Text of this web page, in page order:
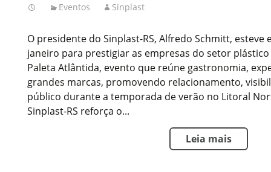
Eventos Sinplast
O presidente do Sinplast-RS, Alfredo Schmitt, esteve
janeiro para prestigiar as empresas do setor
Paleta Atlântida, evento que reúne gastronomia,
grandes marcas, promovendo relacionamento,
público durante a temporada de verão no Litoral
Sinplast-RS reforça o...
Leia mais